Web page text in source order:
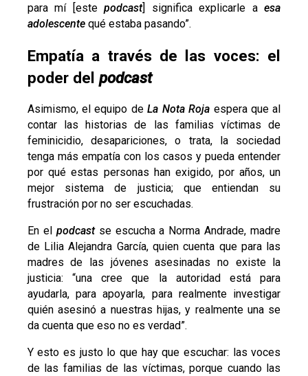
para mí [estepodcast] significa explicarle aesa
adolescentequé estaba pasando”.
Empatía a través de las voces: el
poder del podcast
Asimismo, el equipo deLa Nota Roja espera que al
contar las historias de las familias víctimas de
feminicidio, desapariciones, o trata, la sociedad
tenga más empatía con los casos y pueda entender
por qué estas personas han exigido, por años, un
mejor sistema de justicia; que entiendan su
frustración por no ser escuchadas.
En el podcastse escucha a Norma Andrade, madre
de Lilia Alejandra García, quien cuenta que para las
madres de las jóvenes asesinadas no existe la
justicia: “una cree que la autoridad está para
ayudarla, para apoyarla, para realmente investigar
quién asesinó a nuestras hijas, y realmente una se
da cuenta que eso no es verdad”.
Y esto es justo lo que hay que escuchar: las voces
de las familias de las víctimas, porque cuando las